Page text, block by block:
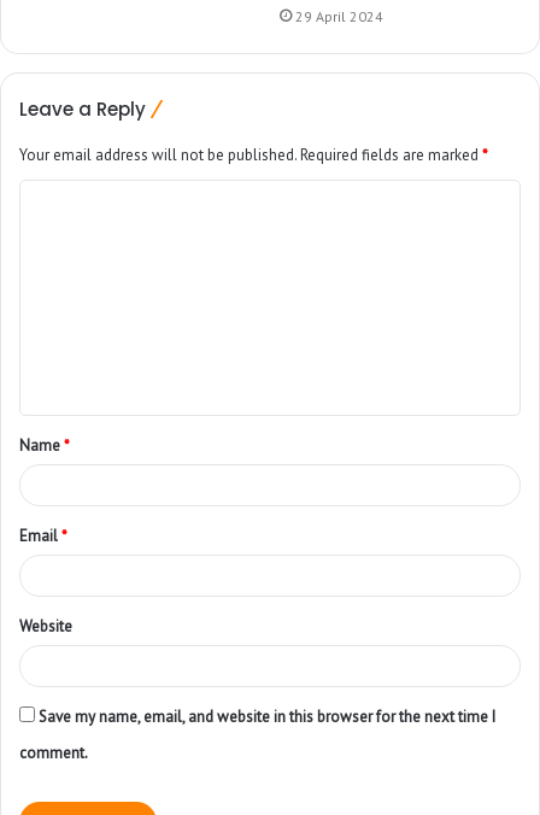
29 April 2024
Leave a Reply
Your email address will not be published.Required fields are marked *
Name*
Email*
Website
Save my name, email, and website in this browser for the next time I
comment.